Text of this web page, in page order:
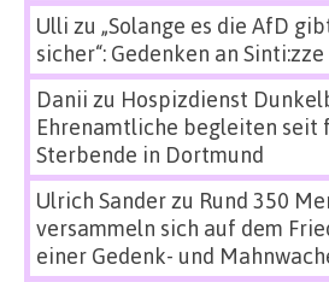
Ulli zu „Solange es die AfD
sicher“: Gedenken an
Danii zu Hospizdienst
Ehrenamtliche begleiten seit
Sterbende in Dortmund
Ulrich Sanderzu Rund 350
versammeln sich auf dem
einer Gedenk- und